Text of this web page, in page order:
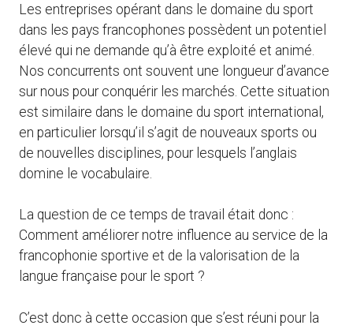
Les entreprises opérant dans le domaine du sport
dans les pays francophones possèdent un potentiel
élevé qui ne demande qu’à être exploité et animé.
Nos concurrents ont souvent une longueur d’avance
sur nous pour conquérir les marchés. Cette situation
est similaire dans le domaine du sport international,
en particulier lorsqu’il s’agit de nouveaux sports ou
de nouvelles disciplines, pour lesquels l’anglais
domine le vocabulaire.
La question de ce temps de travail était donc :
Comment améliorer notre influence au service de la
francophonie sportive et de la valorisation de la
langue française pour le sport ?
C’est donc à cette occasion que s’est réuni pour la